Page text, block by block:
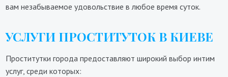
вам незабываемое удовольствие в любое время суток.
УСЛУГИ ПРОСТИТУТОК В КИЕВЕ
Проститутки города предоставляют широкий выбор интим
услуг, среди которых: